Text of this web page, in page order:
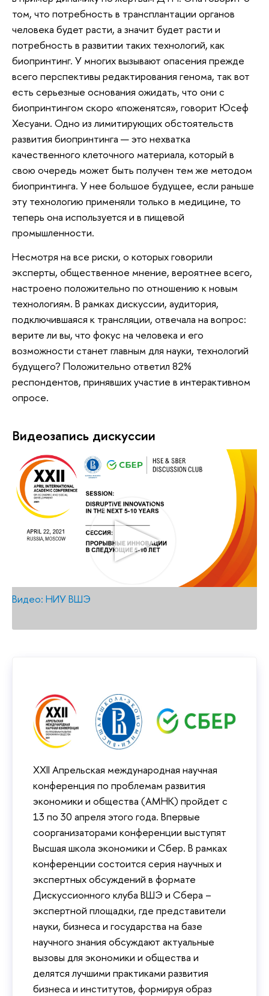
том, что потребность в трансплантации органов
человека будет расти, а значит будет расти и
потребность в развитии таких технологий, как
биопринтинг. У многих вызывают опасения прежде
всего перспективы редактирования генома, так вот
есть серьезные основания ожидать, что они с
биопринтингом скоро «поженятся», говорит Юсеф
Хесуани. Одно из лимитирующих обстоятельств
развития биопринтинга — это нехватка
качественного клеточного материала, который в
свою очередь может быть получен тем же методом
биопринтинга. У нее большое будущее, если раньше
эту технологию применяли только в медицине, то
теперь она используется и в пищевой
промышленности.
Несмотря на все риски, о которых говорили
эксперты, общественное мнение, вероятнее всего,
настроено положительно по отношению к новым
технологиям. В рамках дискуссии, аудитория,
подключившаяся к трансляции, отвечала на вопрос:
верите ли вы, что фокус на человека и его
возможности станет главным для науки, технологий
будущего? Положительно ответил 82%
респондентов, принявших участие в интерактивном
опросе.
Видеозапись дискуссии
Видео: НИУ ВШЭ
XXII Апрельская международная научная
конференция по проблемам развития
экономики и общества (АМНК) пройдет с
13 по 30 апреля этого года. Впервые
соорганизаторами конференции выступят
Высшая школа экономики и Сбер. В рамках
конференции состоится серия научных и
экспертных обсуждений в формате
Дискуссионного клуба ВШЭ и Сбера –
экспертной площадки, где представители
науки, бизнеса и государства на базе
научного знания обсуждают актуальные
вызовы для экономики и общества и
делятся лучшими практиками развития
бизнеса и институтов, формируя образ